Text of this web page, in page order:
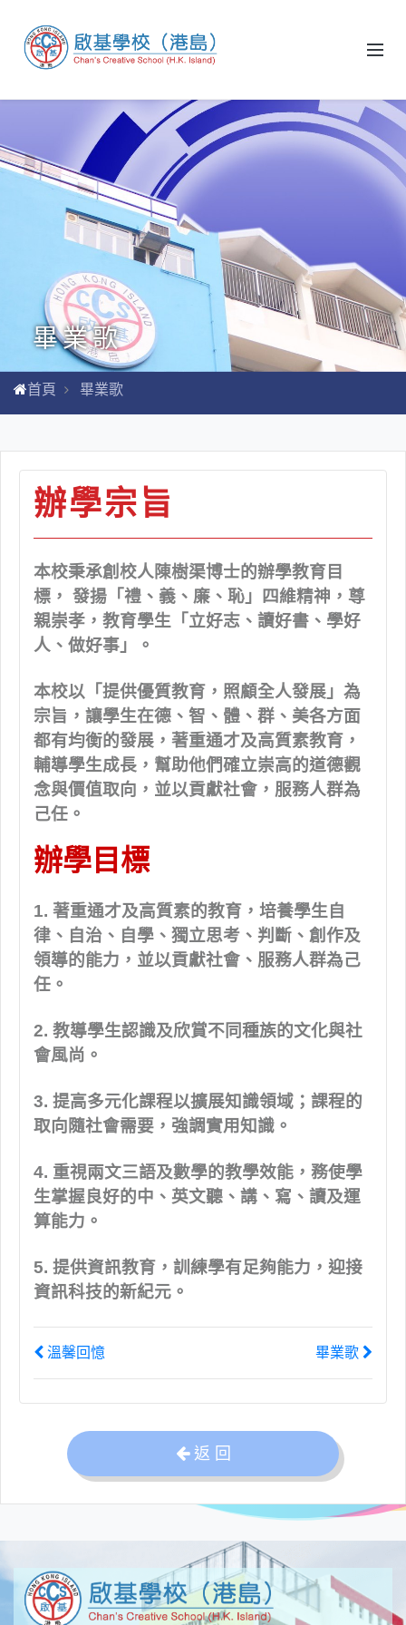
畢業歌
首頁 畢業歌
辦學宗旨
本校秉承創校人陳樹渠博士的辦學教育目
標， 發揚「禮、義、廉、恥」四維精神，尊
親崇孝，教育學生「立好志、讀好書、學好
人、做好事」。
本校以「提供優質教育，照顧全人發展」為
宗旨，讓學生在德、智、體、群、美各方面
都有均衡的發展，著重通才及高質素教育，
輔導學生成長，幫助他們確立崇高的道德觀
念與價值取向，並以貢獻社會，服務人群為
己任。
辦學目標
1. 著重通才及高質素的教育，培養學生自
律、自治、自學、獨立思考、判斷、創作及
領導的能力，並以貢獻社會、服務人群為己
任。
2. 教導學生認識及欣賞不同種族的文化與社
會風尚。
3. 提高多元化課程以擴展知識領域；課程的
取向隨社會需要，強調實用知識。
4. 重視兩文三語及數學的教學效能，務使學
生掌握良好的中、英文聽、講、寫、讀及運
算能力。
5. 提供資訊教育，訓練學有足夠能力，迎接
資訊科技的新紀元。
溫馨回憶 畢業歌
返 回